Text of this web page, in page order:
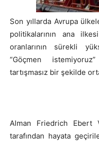
Son yıllarda Avrupa
politikalarının ana
oranlarının sürekli
“Göçmen
tartışmasız bir şekilde
Alman Friedrich Ebert
tarafından hayata